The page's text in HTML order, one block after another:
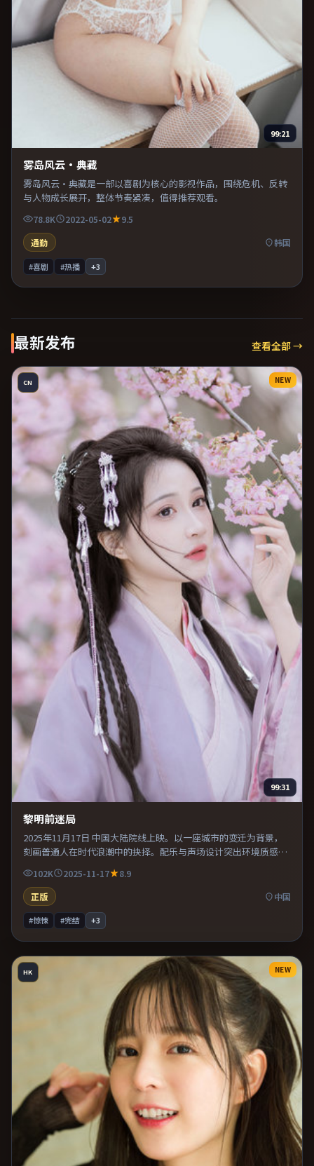
99:21
雾岛风云·典藏
雾岛风云·典藏是一部以喜剧为核心的影视作品，围绕危机、反转
与人物成长展开，整体节奏紧凑，值得推荐观看。
78.8K 2022-05-02
9.5
通勤
韩国
#喜剧 #热播 +3
最新发布 查看全部 →
CN NEW
99:31
黎明前迷局
2025年11月17日 中国大陆院线上映。以一座城市的变迁为背景，
刻画普通人在时代浪潮中的抉择。配乐与声场设计突出环境质感，
使观众更易沉浸其中。适合喜欢现实主义题材的观众，情绪后劲较
足。
102K 2025-11-17
8.9
正版
中国
#惊悚 #完结 +3
HK NEW